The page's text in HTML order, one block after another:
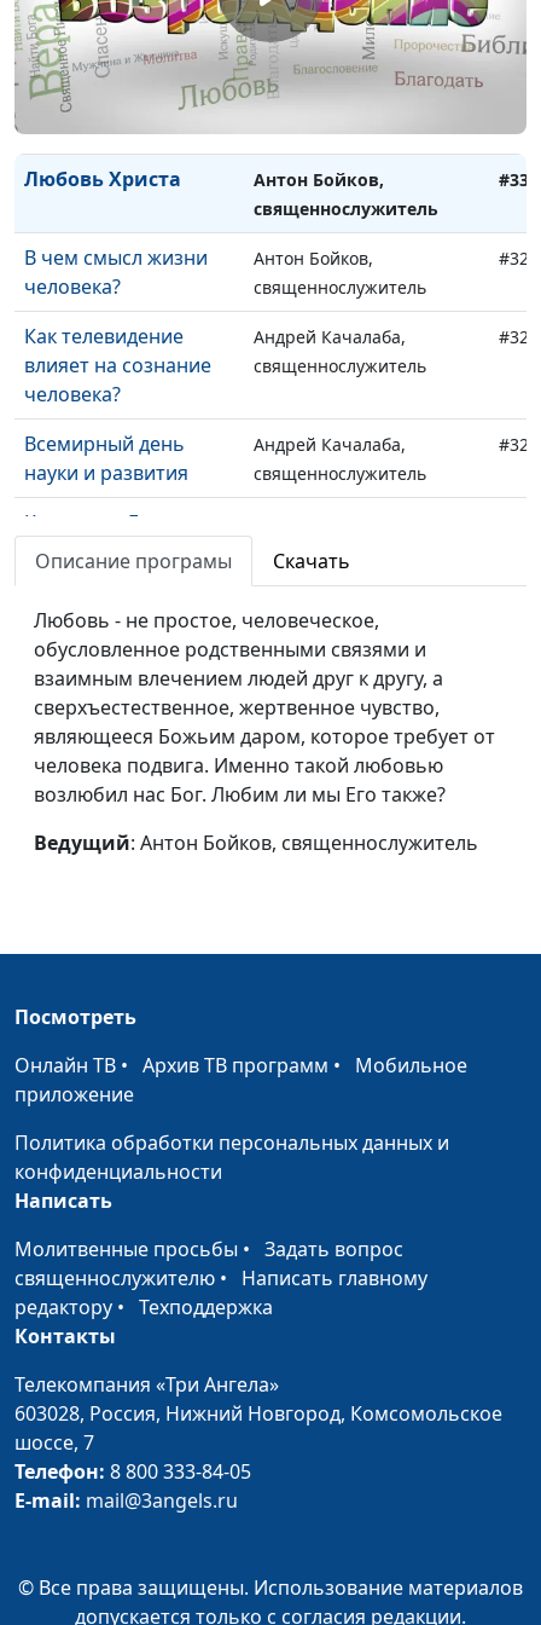
Как научиться
доверять Богу?
Антон Бойков,
священнослужитель
#332
Что значит
«избранный Богом»?
Антон Бойков,
священнослужитель
Любовь Христа
Антон Бойков,
священнослужитель
#330
В чем смысл жизни
человека?
Антон Бойков,
священнослужитель
#329
Как телевидение
влияет на сознание
человека?
Андрей Качалаба,
священнослужитель
#328
Всемирный день
науки и развития
Андрей Качалаба,
священнослужитель
#327
Крещение Господне
священнослужитель
день студента
священнослужитель
Новый год: как
встретить и
прожить?
Андрей Качалаба,
священнослужитель
Когда родился
Андрей Качалаба,
Как Иисус исцеляет
людей?
Павел Меженин,
священнослужитель
Как узнать волю
Божию?
священнослужитель
Исцеление души и
тела
священнослужитель
Как помочь сиротам?
Павел Меженин,
священнослужитель
греха?
священнослужитель
Настоящее счастье
Две молитвы в храме
Андрей Довгель,
#313
Описание програмы Скачать
Любовь - не простое, человеческое,
обусловленное родственными связями и
взаимным влечением людей друг к другу, а
сверхъестественное, жертвенное чувство,
являющееся Божьим даром, которое требует от
человека подвига. Именно такой любовью
возлюбил нас Бог. Любим ли мы Его также?
Ведущий: Антон Бойков, священнослужитель
Посмотреть
Онлайн ТВ • Архив ТВ программ • Мобильное
приложение
Политика обработки персональных данных и
конфиденциальности
Написать
Молитвенные просьбы • Задать вопрос
священнослужителю • Написать главному
редактору • Техподдержка
Контакты
Телекомпания «Три Ангела»
603028, Россия, Нижний Новгород, Комсомольское
шоссе, 7
Телефон: 8 800 333-84-05
E-mail: mail@3angels.ru
© Все права защищены. Использование материалов
допускается только с согласия редакции.